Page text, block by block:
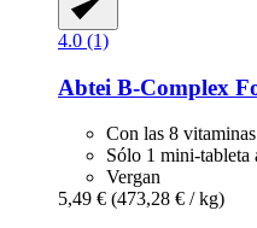
4.0 (1)
Abtei B-​Complex
Con las 8
Sólo 1 mini-tableta
Vergan
5,49 € (473,28 € / kg)